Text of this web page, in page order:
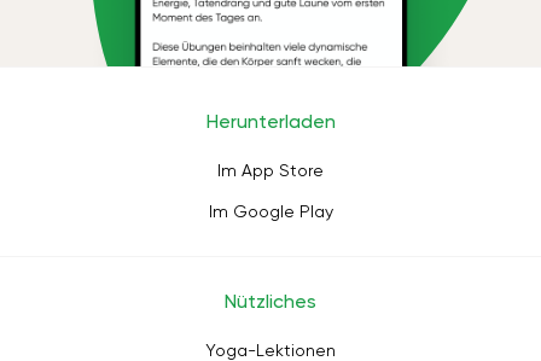
Herunterladen
Im App Store
Im Google Play
Nützliches
Yoga-Lektionen